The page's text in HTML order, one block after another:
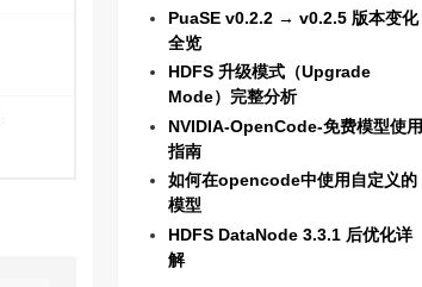
PuaSE v0.2.2 → v0.2.5 版本变化
全览
HDFS 升级模式（Upgrade
Mode）完整分析
NVIDIA-OpenCode-免费模型使用
指南
如何在opencode中使用自定义的
模型
HDFS DataNode 3.3.1 后优化详
解